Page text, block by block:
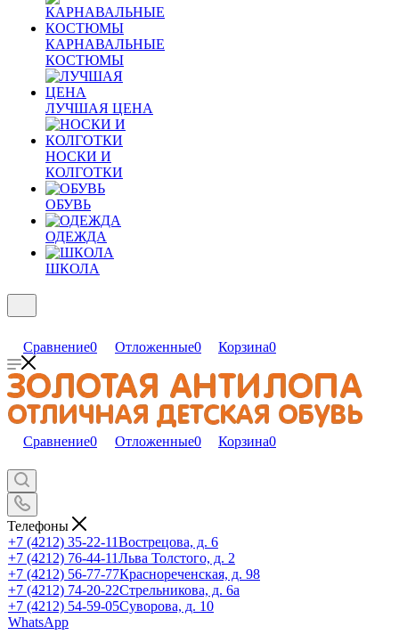
КАРНАВАЛЬНЫЕ
КОСТЮМЫ
ЛУЧШАЯ ЦЕНА
НОСКИ И
КОЛГОТКИ
ОБУВЬ
ОДЕЖДА
ШКОЛА
Сравнение0 Отложенные0 Корзина0
Сравнение0 Отложенные0 Корзина0
Телефоны
+7 (4212) 35-22-11Вострецова, д. 6
+7 (4212) 76-44-11Льва Толстого, д. 2
+7 (4212) 56-77-77Краснореченская, д. 98
+7 (4212) 74-20-22Стрельникова, д. 6а
+7 (4212) 54-59-05Суворова, д. 10
WhatsApp